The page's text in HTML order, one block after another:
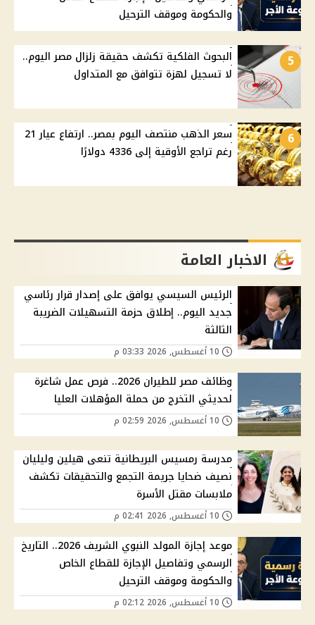
والحكومة وموقف الترحيل
5
البحوث الفلكية تكشف حقيقة زلزال مصر اليوم..
لا تسجيل لهزة تتوافق مع المتداول
6
سعر الذهب منتصف اليوم بمصر.. ارتفاع عيار 21
رغم تراجع الأوقية إلى 4336 دولارًا
الاخبار العامة
الرئيس السيسي يوافق على إصدار قرار رئاسي
جديد اليوم.. إطلاق حزمة التسهيلات الضريبة
الثالثة
وظائف مصر للطيران 2026.. فرص عمل شاغرة
لحديثي التخرج من حملة المؤهلات العليا
مدرسة رمسيس البريطانية تنعى هيلين وليليان
نصيف ضحايا جريمة التجمع والتحقيقات تكشف
ملابسات مقتل الأسرة
موعد إجازة المولد النبوي الشريف 2026.. التاريخ
الرسمي وتفاصيل الإجازة للقطاع الخاص
والحكومة وموقف الترحيل